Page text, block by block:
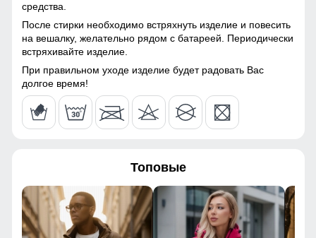
Плотный полиэстер — тёплый, износостойкий и приятный
к телу. Внутренний карман удобно подходит для
телефона, документов и разных мелочей!
77
60
Материал подкладки
капюшона
Материал подкладки
кармана
Материал наполнителя Полиэстер
Фактура материала Шероховатая, стеганная
кв.м)
Конструктивные особенности
средства.
После стирки необходимо встряхнуть изделие и повесить
на вешалку, желательно рядом с батареей. Периодически
встряхивайте изделие.
При правильном уходе изделие будет радовать Вас
долгое время!
Топовые